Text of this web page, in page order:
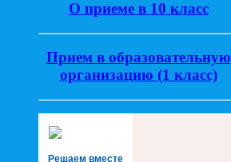
О приеме в 10 класс
Прием в образовательную
организацию (1 класс)
Решаем вместе